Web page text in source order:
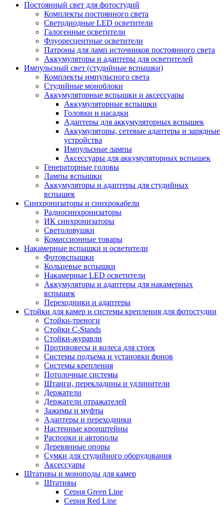
Постоянный свет для фотостудий
Комплекты постоянного света
Светодиодные LED осветители
Галогенные осветители
Флуоресцентные осветители
Патроны для ламп источников постоянного света
Аккумуляторы и адаптеры для осветителей
Импульсный свет (студийные вспышки)
Комплекты импульсного света
Студийные моноблоки
Аккумуляторные вспышки и аксессуары
Аккумуляторные вспышки
Головки и насадки
Адаптеры для аккумуляторных вспышек
Аккумуляторы, сетевые адаптеры и зарядные
устройства
Импульсные лампы
Аксессуары для аккумуляторных вспышек
Генераторные головы
Лампы вспышки
Аккумуляторы и адаптеры для студийных
вспышек
Синхронизаторы и синхрокабели
Радиосинхронизаторы
ИК синхронизаторы
Светоловушки
Комиссионные товары
Накамерные вспышки и осветители
Фотовспышки
Кольцевые вспышки
Накамерные LED осветители
Аккумуляторы и адаптеры для накамерных
вспышек
Переходники и адаптеры
Стойки для камер и системы крепления для фотостудии
Стойки-треноги
Стойки C-Stands
Стойки-журавли
Противовесы и колеса для стоек
Системы подъема и установки фонов
Системы крепления
Потолочные системы
Штанги, перекладины и удлинители
Держатели
Держатели отражателей
Зажимы и муфты
Адаптеры и переходники
Настенные кронштейны
Распорки и автополы
Деревянные опоры
Сумки для студийного оборудования
Аксессуары
Штативы и моноподы для камер
Штативы
Серия Green Line
Серия Red Line